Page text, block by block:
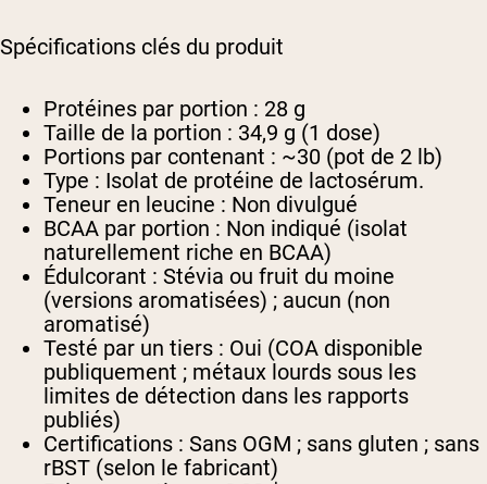
Spécifications clés du produit
Protéines par portion : 28 g
Taille de la portion : 34,9 g (1 dose)
Portions par contenant : ~30 (pot de 2 lb)
Type : Isolat de protéine de lactosérum.
Teneur en leucine : Non divulgué
BCAA par portion : Non indiqué (isolat
naturellement riche en BCAA)
Édulcorant : Stévia ou fruit du moine
(versions aromatisées) ; aucun (non
aromatisé)
Testé par un tiers : Oui (COA disponible
publiquement ; métaux lourds sous les
limites de détection dans les rapports
publiés)
Certifications : Sans OGM ; sans gluten ; sans
rBST (selon le fabricant)